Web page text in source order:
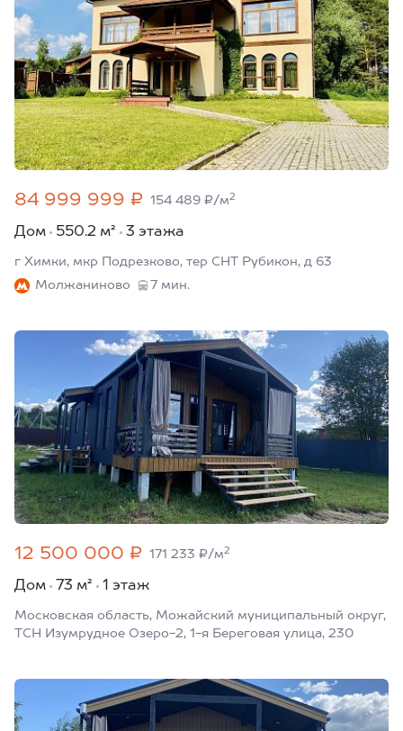
84 999 999 ₽ 154 489 ₽/м 2
Дом 550.2 м² 3 этажа
г Химки, мкр Подрезково, тер СНТ Рубикон, д 63
Молжаниново
7 мин.
12 500 000 ₽ 171 233 ₽/м 2
Дом 73 м² 1 этаж
Московская область, Можайский муниципальный округ,
ТСН Изумрудное Озеро-2, 1-я Береговая улица, 230